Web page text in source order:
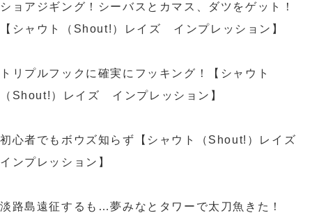
ショアジギング！シーバスとカマス、ダツをゲット！
【シャウト（Shout!）レイズ インプレッション】
トリプルフックに確実にフッキング！【シャウト
（Shout!）レイズ インプレッション】
初心者でもボウズ知らず【シャウト（Shout!）レイズ
インプレッション】
淡路島遠征するも…夢みなとタワーで太刀魚きた！